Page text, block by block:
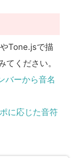
Tone.jsで描
てください。
バーから音名
に応じた音符